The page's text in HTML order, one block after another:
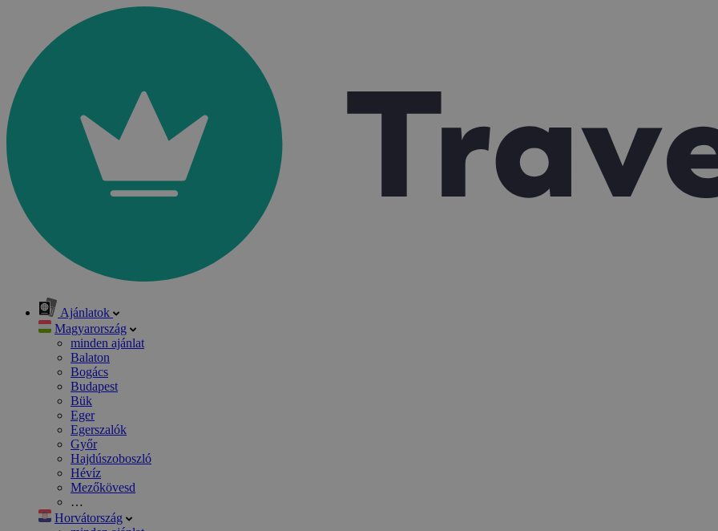
Ajánlatok
Magyarország
minden ajánlat
Balaton
Bogács
Budapest
Bük
Eger
Egerszalók
Győr
Hajdúszoboszló
Hévíz
Mezőkövesd
…
Horvátország